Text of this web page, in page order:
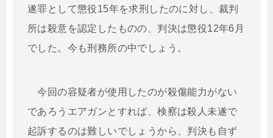
遂罪として懲役15年を求刑したのに対し、裁判
所は殺意を認定したものの、判決は懲役12年6月
でした。今も刑務所の中でしょう。
今回の容疑者が使用したのが殺傷能力がない
であろうエアガンとすれば、検察は殺人未遂で
起訴するのは難しいでしょうから、判決も自ず